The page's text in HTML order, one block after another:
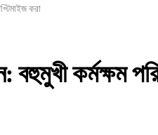
করা
বহুমুখী কর্মক্ষম